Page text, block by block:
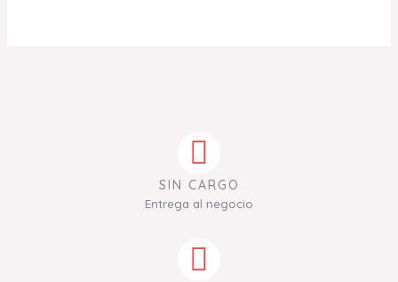
SIN CARGO
Entrega al negocio